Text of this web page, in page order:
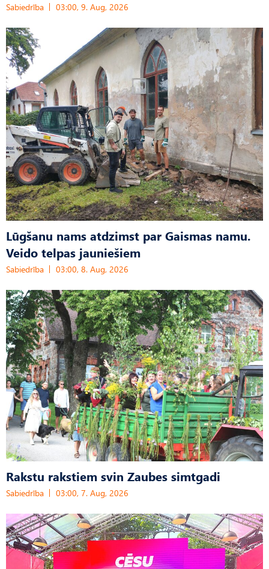
Sabiedrība 03:00, 9. Aug, 2026
Lūgšanu nams atdzimst par Gaismas namu.
Veido telpas jauniešiem
Sabiedrība 03:00, 8. Aug, 2026
Rakstu rakstiem svin Zaubes simtgadi
Sabiedrība 03:00, 7. Aug, 2026